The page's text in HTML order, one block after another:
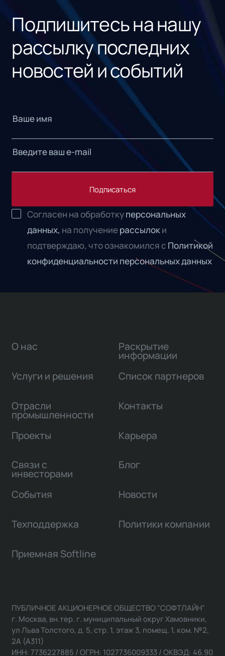
Подпишитесь на нашу
рассылку последних
новостей и событий
Подписаться
Согласен на обработкуперсональных
данных, на получениерассылоки
подтверждаю, что ознакомился с Политикой
конфиденциальности персональных данных
О нас
Услуги и решения
Отрасли
промышленности
Проекты
Связи с
инвесторами
Раскрытие
информации
Список партнеров
Контакты
Карьера
Блог
События Новости
Техподдержка Политики компании
Приемная Softline
ПУБЛИЧНОЕ АКЦИОНЕРНОЕ ОБЩЕСТВО "СОФТЛАЙН"
г. Москва, вн.тер. г. муниципальный округ Хамовники,
ул Льва Толстого, д. 5, стр. 1, этаж 3, помещ. 1, ком. №2,
2А (А311)
ИНН: 7736227885 / ОГРН: 1027736009333 / ОКВЭД: 46.90